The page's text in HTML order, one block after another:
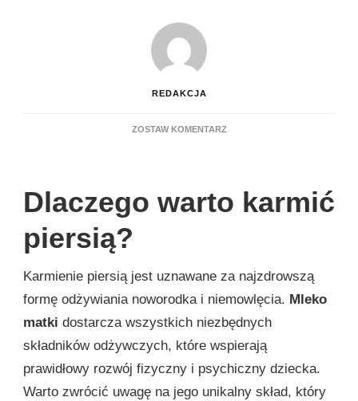
REDAKCJA
ZOSTAW KOMENTARZDO
NOWORODKA?
Dlaczego warto karmić
piersią?
Karmienie piersią jest uznawane za najzdrowszą
formę odżywiania noworodka i niemowlęcia. Mleko
matki dostarcza wszystkich niezbędnych
składników odżywczych, które wspierają
prawidłowy rozwój fizyczny i psychiczny dziecka.
Warto zwrócić uwagę na jego unikalny skład, który